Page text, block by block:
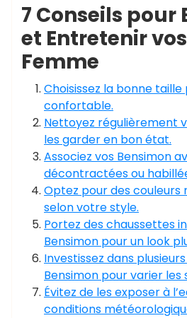
7 Conseils pour
et Entretenir
Femme
Choisissez la bonne
confortable.
Nettoyez régulièrement
les garder en bon état.
Associez vos Bensimon
décontractées ou
Optez pour des couleurs
selon votre style.
Portez des chaussettes
Bensimon pour un look
Investissez dans
Bensimon pour varier les
Évitez de les exposer à
conditions